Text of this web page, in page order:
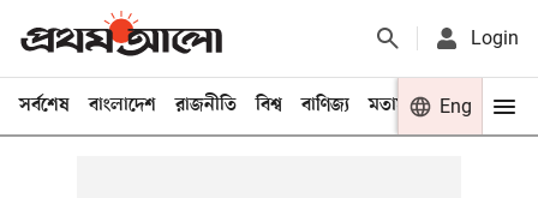
Login
সর্বশেষ বাংলাদেশ রাজনীতি বিশ্ব বাণিজ্য মতামত খেলা
Eng